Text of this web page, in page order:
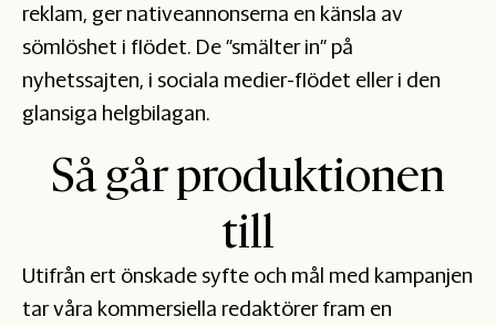
reklam, ger nativeannonserna en känsla av
sömlöshet i flödet. De ”smälter in” på
nyhetssajten, i sociala medier-flödet eller i den
glansiga helgbilagan.
Så går produktionen
till
Utifrån ert önskade syfte och mål med kampanjen
tar våra kommersiella redaktörer fram en